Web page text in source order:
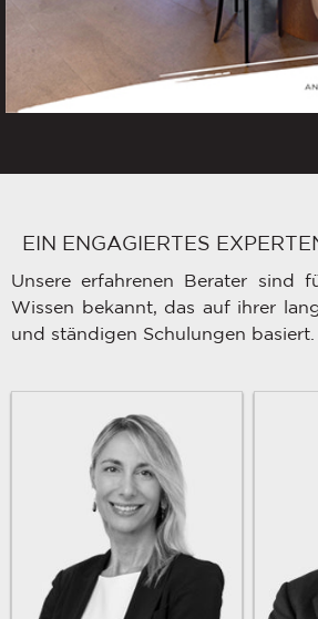
EIN ENGAGIERTES
Unsere erfahrenen Berater sind
Wissen bekannt, das auf ihrer
und ständigen Schulungen basiert.